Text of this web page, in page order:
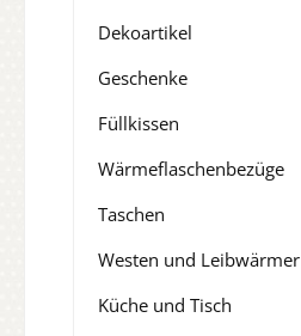
Dekoartikel
Geschenke
Füllkissen
Wärmeflaschenbezüge
Taschen
Westen und Leibwärmer
Küche und Tisch